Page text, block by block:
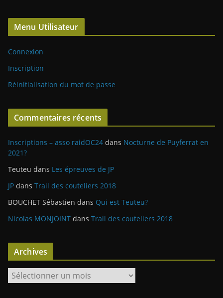
Menu Utilisateur
Connexion
Inscription
Réinitialisation du mot de passe
Commentaires récents
Inscriptions – asso raidOC24 dans Nocturne de Puyferrat en
2021?
Teuteu dans Les épreuves de JP
JP dans Trail des couteliers 2018
BOUCHET Sébastien dans Qui est Teuteu?
Nicolas MONJOINT dans Trail des couteliers 2018
Archives
r